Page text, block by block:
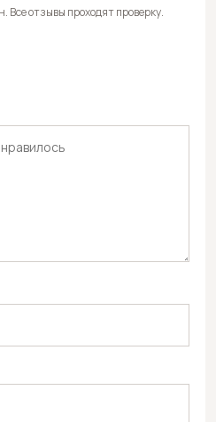
Все отзывы проходят проверку.